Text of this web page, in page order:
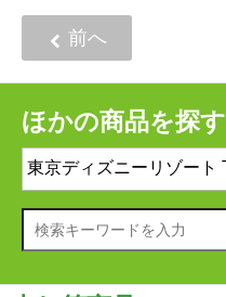
前へ
ほかの商品を探す